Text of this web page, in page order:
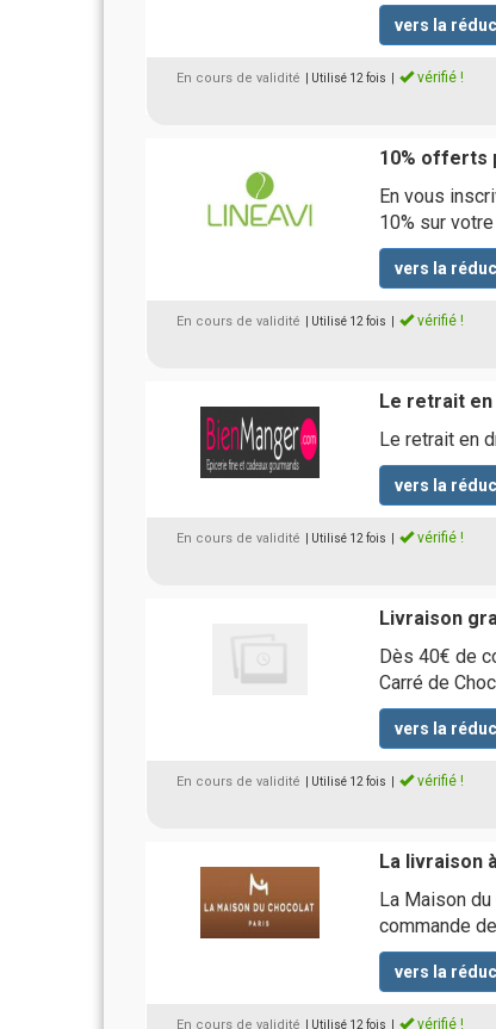
vers la
En cours de validité | Utilisé 12 fois vérifié !
10% offerts
En vous
10% sur
vers la
En cours de validité | Utilisé 12 fois vérifié !
Le retrait
Le retrait en
vers la
En cours de validité | Utilisé 12 fois vérifié !
Livraison
Dès 40€ de
Carré de
vers la
En cours de validité | Utilisé 12 fois vérifié !
La livraison
La Maison
commande
vers la
En cours de validité | Utilisé 12 fois vérifié !